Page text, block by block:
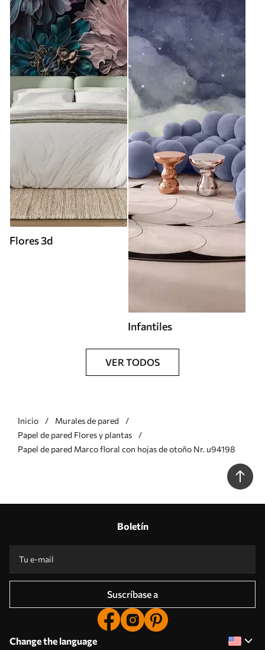
Flores 3d
Infantiles
VER TODOS
Inicio
Murales de pared
Papel de pared Flores y plantas
Papel de pared Marco floral con hojas de otoño Nr. u94198
Boletín
Suscríbase a
Change the language